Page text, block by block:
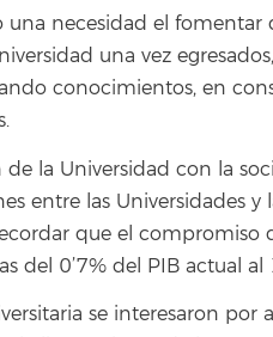
necesidad el fomentar
una vez
conocimientos, en
la Universidad con la
entre las Universidades y
que el compromiso
del 0’7% del PIB actual al
se interesaron por